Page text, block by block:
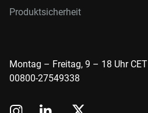
Produktsicherheit
Montag – Freitag, 9 – 18 Uhr CET
00800-27549338